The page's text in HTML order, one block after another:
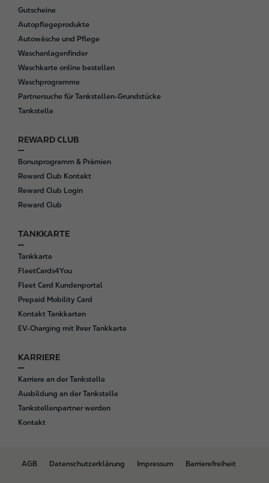
Gutscheine
Autopflegeprodukte
Autowäsche und Pflege
Waschanlagenfinder
Waschkarte online bestellen
Waschprogramme
Partnersuche für Tankstellen-Grundstücke
Tankstelle
REWARD CLUB
Bonusprogramm & Prämien
Reward Club Kontakt
Reward Club Login
Reward Club
TANKKARTE
Tankkarte
FleetCards4You
Fleet Card Kundenportal
Prepaid Mobility Card
Kontakt Tankkarten
EV-Charging mit Ihrer Tankkarte
KARRIERE
Karriere an der Tankstelle
Ausbildung an der Tankstelle
Tankstellenpartner werden
Kontakt
B
AGB Datenschutzerklärung Impressum Barrierefreiheit